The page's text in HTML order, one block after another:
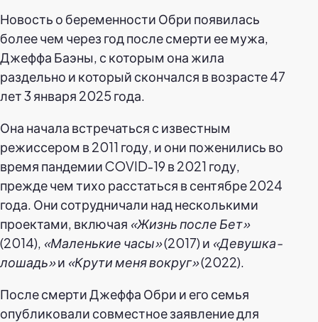
Новость о беременности Обри появилась
более чем через год после смерти ее мужа,
Джеффа Баэны, с которым она жила
раздельно и который скончался в возрасте 47
лет 3 января 2025 года.
Она начала встречаться с известным
режиссером в 2011 году, и они поженились во
время пандемии COVID-19 в 2021 году,
прежде чем тихо расстаться в сентябре 2024
года. Они сотрудничали над несколькими
проектами, включая «Жизнь после Бет»
(2014), «Маленькие часы»(2017) и «Девушка-
лошадь»и «Крути меня вокруг»(2022).
После смерти Джеффа Обри и его семья
опубликовали совместное заявление для